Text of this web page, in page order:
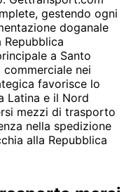
gestendo ogni
doganale
a Santo
nei
favorisce lo
Latina e il Nord
mezzi di trasporto
nella spedizione
alla Repubblica